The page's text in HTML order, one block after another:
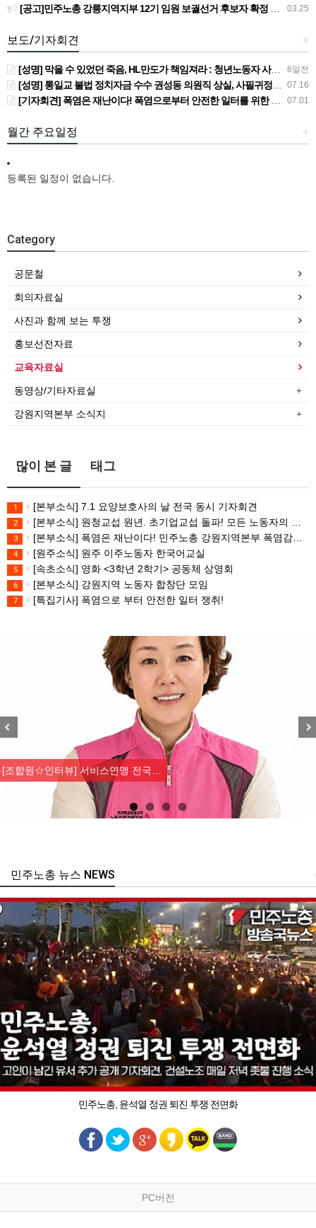
03.25
[공고]민주노총 강릉지역지부 12기 임원 보궐선거 후보자 확정 공고
+
보도/기자회견
6일전
[성명] 막을 수 있었던 죽음, HL만도가 책임져라 : 청년노동자 사망사고의 철저한 진상규명과 재발방지 대책 마련하라
07.16
[성명] 통일교 불법 정치자금 수수 권성동 의원직 상실, 사필귀정이다
07.01
[기자회견] 폭염은 재난이다! 폭염으로부터 안전한 일터를 위한 민주노총 강원지역본부 폭염감시단 선포 기자회견
+
월간 주요일정
등록된 일정이 없습니다.
Category
공문철
회의자료실
사진과 함께 보는 투쟁
홍보선전자료
교육자료실
동영상/기타자료실
강원지역본부 소식지
많이 본 글 태그
1 [본부소식] 7.1 요양보호사의 날 전국 동시 기자회견
2 [본부소식] 원청교섭 원년. 초기업교섭 돌파! 모든 노동자의 노동기본권 쟁취! 민주노총 7.15 총파업대회
3 [본부소식] 폭염은 재난이다! 민주노총 강원지역본부 폭염감시단 선포 기자회견
4 [원주소식] 원주 이주노동자 한국어교실
5 [속초소식] 영화 <3학년 2학기> 공동체 상영회
6 [본부소식] 강원지역 노동자 합창단 모임
7 [특집기사] 폭염으로 부터 안전한 일터 쟁취!
[조합원☆인터뷰] 서비스연맹 전국…
주노총 뉴스 NEWS
민주노총, 윤석열 정권 퇴진 투쟁 전면화
PC버전